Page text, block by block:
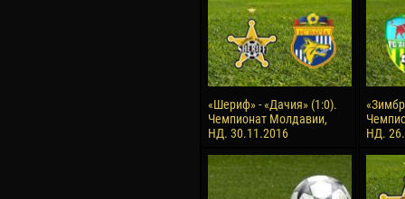
«Шериф» - «Дачия» (1:0).
Чемпионат Молдавии,
НД. 30.11.2016
НД.